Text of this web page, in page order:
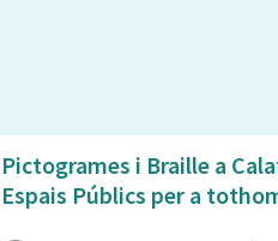
Pictogrames i Braille a
Espais Públics per a